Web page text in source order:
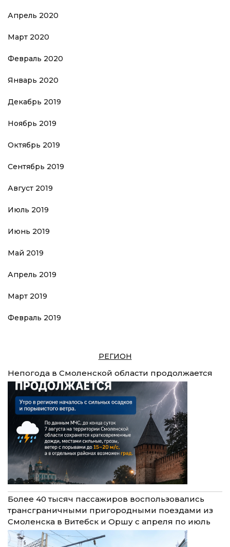
Апрель 2020
Март 2020
Февраль 2020
Январь 2020
Декабрь 2019
Ноябрь 2019
Октябрь 2019
Сентябрь 2019
Август 2019
Июль 2019
Июнь 2019
Май 2019
Апрель 2019
Март 2019
Февраль 2019
РЕГИОН
Непогода в Смоленской области продолжается
Более 40 тысяч пассажиров воспользовались
трансграничными пригородными поездами из
Смоленска в Витебск и Оршу с апреля по июль